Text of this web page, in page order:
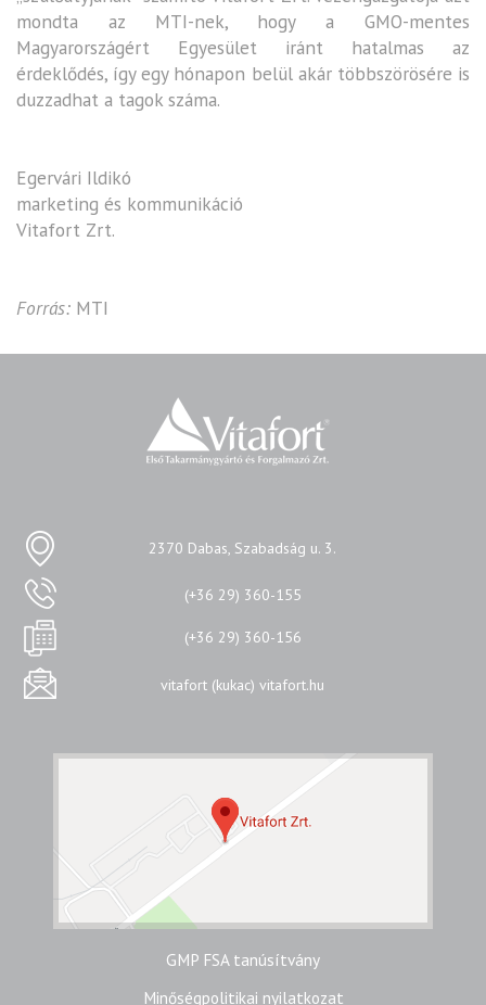
mondta az MTI-nek, hogy a GMO-mentes
Magyarországért Egyesület iránt hatalmas az
érdeklődés, így egy hónapon belül akár többszörösére is
duzzadhat a tagok száma.
Egervári Ildikó
marketing és kommunikáció
Vitafort Zrt.
Forrás: MTI
2370 Dabas, Szabadság u. 3.
(+36 29) 360-155
(+36 29) 360-156
vitafort (kukac) vitafort.hu
GMP FSA tanúsítvány
Minőségpolitikai nyilatkozat